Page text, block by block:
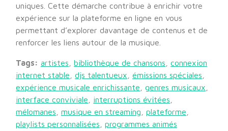
uniques. Cette démarche contribue à enrichir votre
expérience sur la plateforme en ligne en vous
permettant d’explorer davantage de contenus et de
renforcer les liens autour de la musique.
Tags: artistes bibliothèque de chansons
connexion
internet stable
djs talentueux émissions spéciales
expérience musicale enrichissante
genres musicaux
interface conviviale
interruptions évitées
mélomanes
musique en streaming plateforme
playlists personnalisées
programmes animés